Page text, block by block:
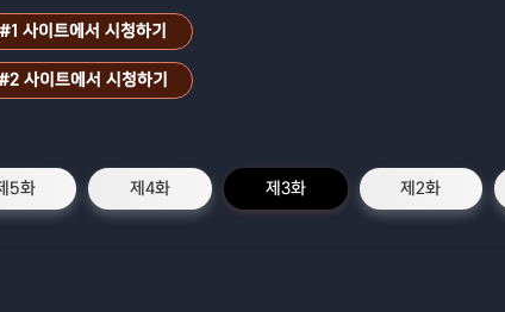
#1 사이트에서 시청하기
사이트에서 시청하기
5화 제4화 제3화 제2화